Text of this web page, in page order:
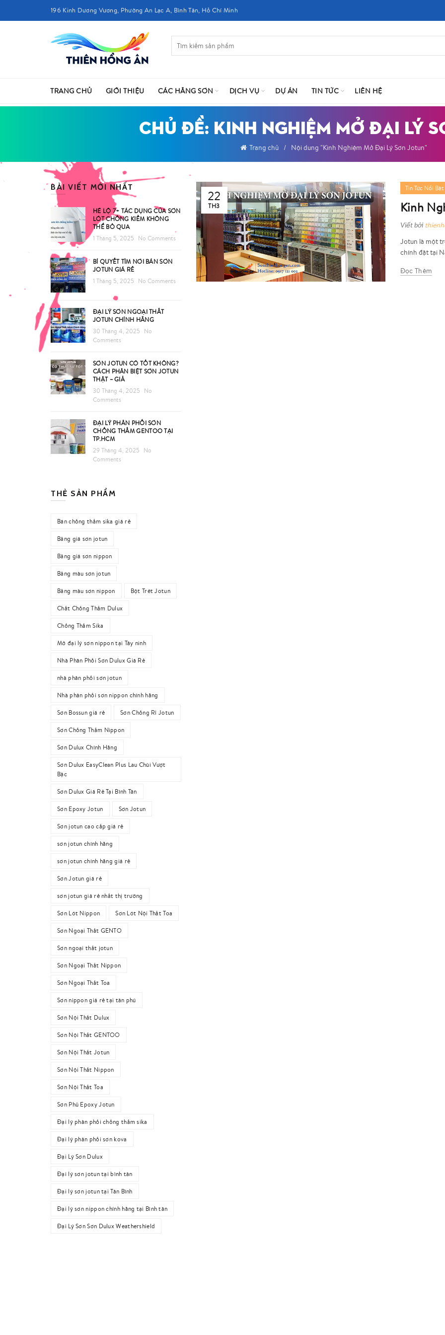
196 Kinh Dương Vương, Phường An Lạc A, Bình Tân, Hồ Chí Minh
TRANG CHỦ GIỚI THIỆU CÁC HÃNG SƠN DỊCH VỤ DỰ ÁN TIN TỨC LIÊN HỆ
CHỦ ĐỀ: KINH NGHIỆM MỞ ĐẠI LÝ
Trang chủ Nội dung "Kinh Nghiệm Mở Đại Lý Sơn Jotun"
22
TH3
Tin Tức Nổi Bật
Kinh
Viết bởi
Jotun là một
chính đặt tại
Đọc Thêm
BÀI VIẾT MỚI NHẤT
HÉ LỘ 7+ TÁC DỤNG CỦA SƠN
LÓT CHỐNG KIỀM KHÔNG
THỂ BỎ QUA
1 Tháng 5, 2025
No Comments
BÍ QUYẾT TÌM NƠI BÁN SƠN
JOTUN GIÁ RẺ
1 Tháng 5, 2025
No Comments
ĐẠI LÝ SƠN NGOẠI THẤT
JOTUN CHÍNH HÃNG
30 Tháng 4, 2025
No
Comments
SƠN JOTUN CÓ TỐT KHÔNG?
CÁCH PHÂN BIỆT SƠN JOTUN
THẬT – GIẢ
30 Tháng 4, 2025
No
Comments
ĐẠI LÝ PHÂN PHỐI SƠN
CHỐNG THẤM GENTOO TẠI
TP.HCM
29 Tháng 4, 2025
No
Comments
THẺ SẢN PHẨM
Bán chống thấm sika giá rẻ
Bảng giá sơn jotun
Bảng giá sơn nippon
Bảng màu sơn jotun
Bảng màu sơn nippon Bột Trét Jotun
Chất Chống Thấm Dulux
Chống Thấm Sika
Mở đại lý sơn nippon tại Tây ninh
Nhà Phân Phối Sơn Dulux Giá Rẻ
nhà phân phối sơn jotun
Nhà phân phối sơn nippon chính hãng
Sơn Bossun giá rẻ Sơn Chống Rỉ Jotun
Sơn Chống Thấm Nippon
Sơn Dulux Chính Hãng
Sơn Dulux EasyClean Plus Lau Chùi Vượt
Bậc
Sơn Dulux Giá Rẻ Tại Bình Tân
Sơn Epoxy Jotun Sơn Jotun
Sơn jotun cao cấp giá rẻ
sơn jotun chính hãng
sơn jotun chính hãng giá rẻ
Sơn Jotun giá rẻ
sơn jotun giá rẻ nhất thị trường
Sơn Lót Nippon Sơn Lót Nội Thất Toa
Sơn Ngoại Thất GENTO
Sơn ngoại thất jotun
Sơn Ngoại Thất Nippon
Sơn Ngoại Thất Toa
Sơn nippon giá rẻ tại tân phú
Sơn Nội Thất Dulux
Sơn Nội Thất GENTOO
Sơn Nội Thất Jotun
Sơn Nội Thất Nippon
Sơn Nội Thất Toa
Sơn Phủ Epoxy Jotun
Đại lý phân phối chống thấm sika
Đại lý phân phối sơn kova
Đại Lý Sơn Dulux
Đại lý sơn jotun tại bình tân
Đại lý sơn jotun tại Tân Bình
Đại lý sơn nippon chính hãng tại Bình tân
Đại Lý Sơn Sơn Dulux Weathershield